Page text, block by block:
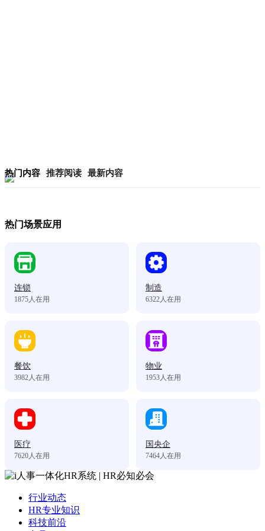
热门内容 推荐阅读 最新内容
热门场景应用
连锁
1875 人在用
制造
6322 人在用
餐饮
3982 人在用
物业
1953 人在用
医疗
7620 人在用
国央企
7464 人在用
行业动态
HR专业知识
科技前沿